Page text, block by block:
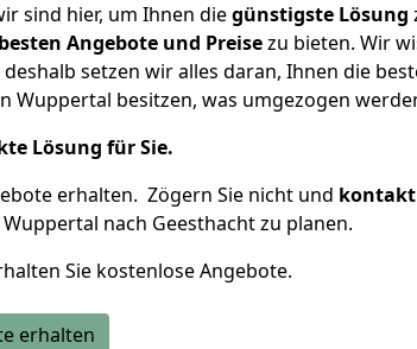
sind hier, um Ihnen diegünstigste Lösung
Angebote und Preisezu bieten. Wir
setzen wir alles daran, Ihnen die
Wuppertal besitzen, was umgezogen
Lösung für Sie.
erhalten. Zögern Sie nicht und
nach Geesthacht zu planen.
Sie kostenlose Angebote.
erhalten